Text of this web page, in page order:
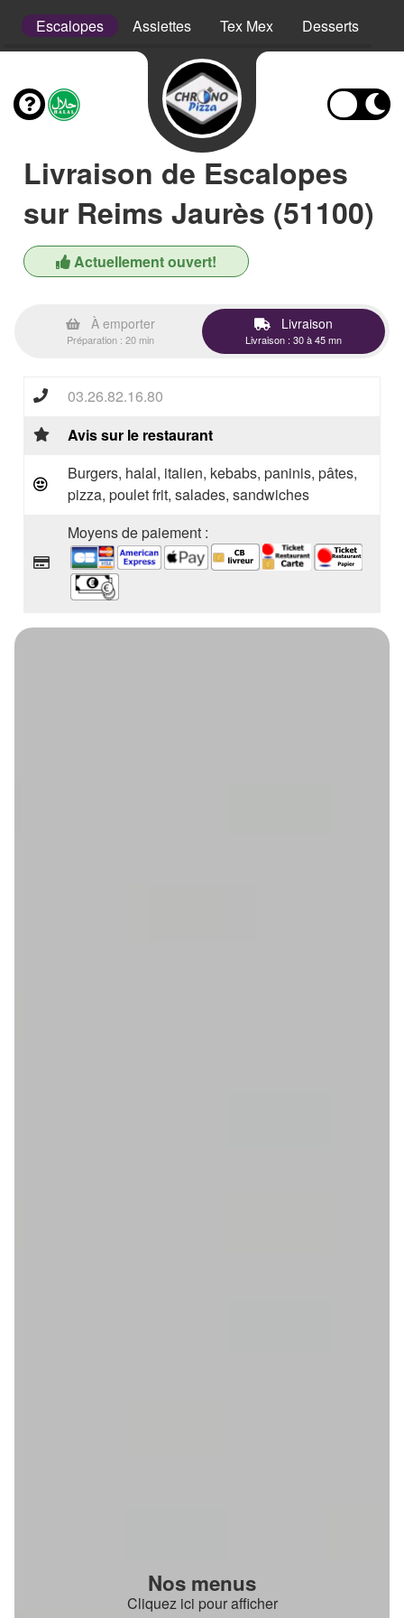
Escalopes Assiettes Tex Mex Desserts
Livraison de Escalopes
sur Reims Jaurès (51100)
Actuellement ouvert!
À emporter
Préparation : 20 min
Livraison
Livraison : 30 à 45 mn
03.26.82.16.80
Avis sur le restaurant
Burgers, halal, italien, kebabs, paninis, pâtes,
pizza, poulet frit, salades, sandwiches
Moyens de paiement :
Nos menus
Cliquez ici pour afficher